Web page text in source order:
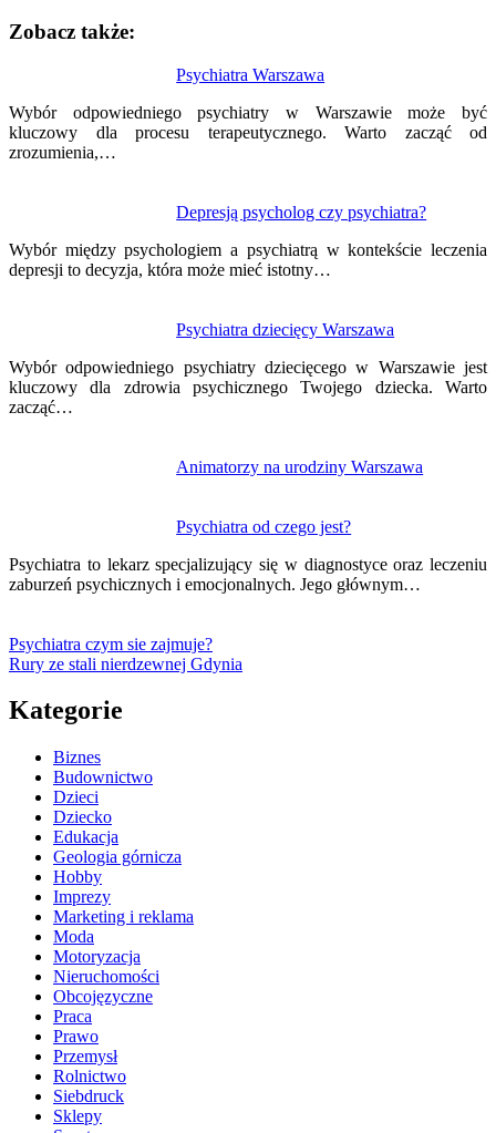
Zobacz także:
Psychiatra Warszawa
Wybór odpowiedniego psychiatry w Warszawie może być
kluczowy dla procesu terapeutycznego. Warto zacząć od
zrozumienia,…
Depresją psycholog czy psychiatra?
Wybór między psychologiem a psychiatrą w kontekście leczenia
depresji to decyzja, która może mieć istotny…
Psychiatra dziecięcy Warszawa
Wybór odpowiedniego psychiatry dziecięcego w Warszawie jest
kluczowy dla zdrowia psychicznego Twojego dziecka. Warto
zacząć…
Animatorzy na urodziny Warszawa
Psychiatra od czego jest?
Psychiatra to lekarz specjalizujący się w diagnostyce oraz leczeniu
zaburzeń psychicznych i emocjonalnych. Jego głównym…
wpisu
Psychiatra czym sie zajmuje?
Rury ze stali nierdzewnej Gdynia
Kategorie
Biznes
Budownictwo
Dzieci
Dziecko
Edukacja
Geologia górnicza
Hobby
Imprezy
Marketing i reklama
Moda
Motoryzacja
Nieruchomości
Obcojęzyczne
Praca
Prawo
Przemysł
Rolnictwo
Siebdruck
Sklepy